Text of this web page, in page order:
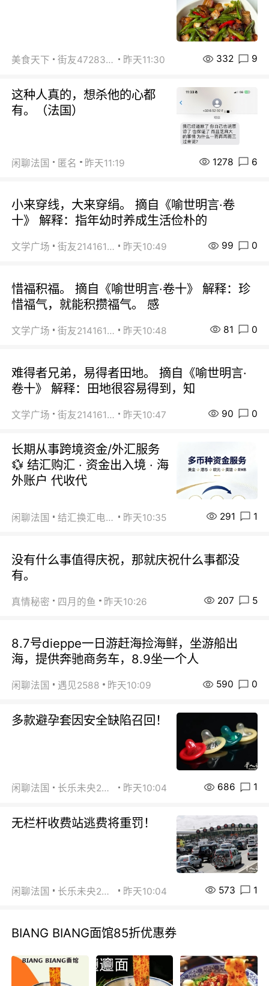
美食天下 街友472838572 昨天11:30 332 9
这种人真的，想杀他的心都
有。（法国）
闲聊法国 匿名 昨天11:19 1278 6
小来穿线，大来穿绢。 摘自《喻世明言·卷
十》 解释：指年幼时养成生活俭朴的
文学广场 街友21416156 昨天10:49 99 0
惜福积福。 摘自《喻世明言·卷十》 解释：珍
惜福气，就能积攒福气。 感
文学广场 街友21416156 昨天10:48 81 0
难得者兄弟，易得者田地。 摘自《喻世明言·
卷十》 解释：田地很容易得到，知
文学广场 街友21416156 昨天10:47 90 0
长期从事跨境资金/外汇服务
💱 结汇购汇 · 资金出入境 · 海
外账户 代收代
闲聊法国 结汇换汇电汇 昨天10:35 291 1
没有什么事值得庆祝，那就庆祝什么事都没
有。
真情秘密 四月的鱼 昨天10:26 207 5
8.7号dieppe一日游赶海捡海鲜，坐游船出
海，提供奔驰商务车，8.9坐一个人
闲聊法国 遇见2588 昨天10:09 590 0
多款避孕套因安全缺陷召回！
闲聊法国 长乐未央2015 昨天10:04 686 1
无栏杆收费站逃费将重罚！
闲聊法国 长乐未央2015 昨天10:04 573 1
BIANG BIANG面馆85折优惠券